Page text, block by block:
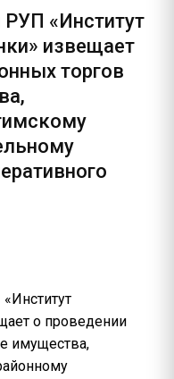
«Институт
извещает
торгов
о проведении
имущества,